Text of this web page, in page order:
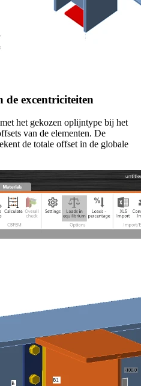
de excentriciteiten
het gekozen oplijntype bij het
van de elementen. De
de totale offset in de globale